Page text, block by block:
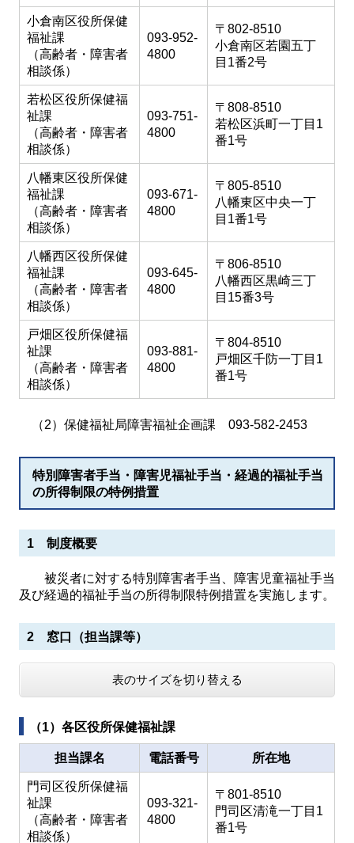
小倉南区役所保健
福祉課
（高齢者・障害者
相談係）
093-952-
4800
〒802-8510
小倉南区若園五丁
目1番2号
若松区役所保健福
祉課
（高齢者・障害者
相談係）
093-751-
4800
〒808-8510
若松区浜町一丁目1
番1号
八幡東区役所保健
福祉課
（高齢者・障害者
相談係）
093-671-
4800
〒805-8510
八幡東区中央一丁
目1番1号
八幡西区役所保健
福祉課
（高齢者・障害者
相談係）
093-645-
4800
〒806-8510
八幡西区黒崎三丁
目15番3号
戸畑区役所保健福
祉課
（高齢者・障害者
相談係）
093-881-
4800
〒804-8510
戸畑区千防一丁目1
番1号
（2）保健福祉局障害福祉企画課 093-582-2453
特別障害者手当・障害児福祉手当・経過的福祉手当
の所得制限の特例措置
1 制度概要
被災者に対する特別障害者手当、障害児童福祉手当
及び経過的福祉手当の所得制限特例措置を実施します。
2 窓口（担当課等）
表のサイズを切り替える
（1）各区役所保健福祉課
担当課名 電話番号 所在地
門司区役所保健福
祉課
（高齢者・障害者
相談係）
093-321-
4800
〒801-8510
門司区清滝一丁目1
番1号